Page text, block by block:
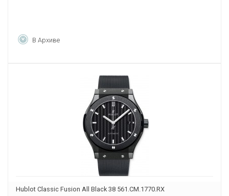
В Архиве
Hublot Classic Fusion All Black 38 561.CM.1770.RX